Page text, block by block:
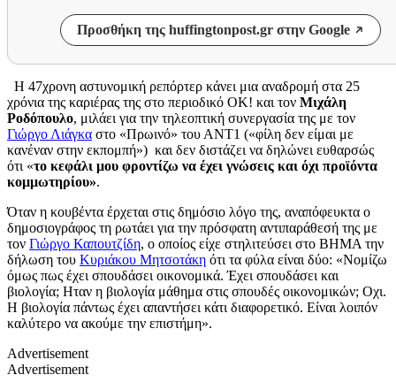
Προσθήκη της huffingtonpost.gr στην Google
Η 47χρονη αστυνομική ρεπόρτερ κάνει μια αναδρομή στα 25
χρόνια της καριέρας της στο περιοδικό ΟΚ! και τον Μιχάλη
Ροδόπουλο, μιλάει για την τηλεοπτική συνεργασία της με τον
Γιώργο Λιάγκα στο «Πρωινό» του ΑΝΤ1 («φίλη δεν είμαι με
κανέναν στην εκπομπή») και δεν διστάζει να δηλώνει ευθαρσώς
ότι «το κεφάλι μου φροντίζω να έχει γνώσεις και όχι προϊόντα
κομμωτηρίου».
Όταν η κουβέντα έρχεται στις δημόσιο λόγο της, αναπόφευκτα ο
δημοσιογράφος τη ρωτάει για την πρόσφατη αντιπαράθεσή της με
τον Γιώργο Καπουτζίδη, ο οποίος είχε στηλιτεύσει στο ΒΗΜΑ την
δήλωση του Κυριάκου Μητσοτάκη ότι τα φύλα είναι δύο: «Νομίζω
όμως πως έχει σπουδάσει οικονομικά. Έχει σπουδάσει και
βιολογία; Ηταν η βιολογία μάθημα στις σπουδές οικονομικών; Οχι.
Η βιολογία πάντως έχει απαντήσει κάτι διαφορετικό. Είναι λοιπόν
καλύτερο να ακούμε την επιστήμη».
Advertisement
Advertisement